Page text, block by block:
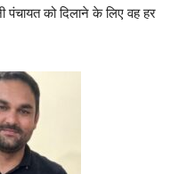
पंचायत को दिलाने के लिए वह हर